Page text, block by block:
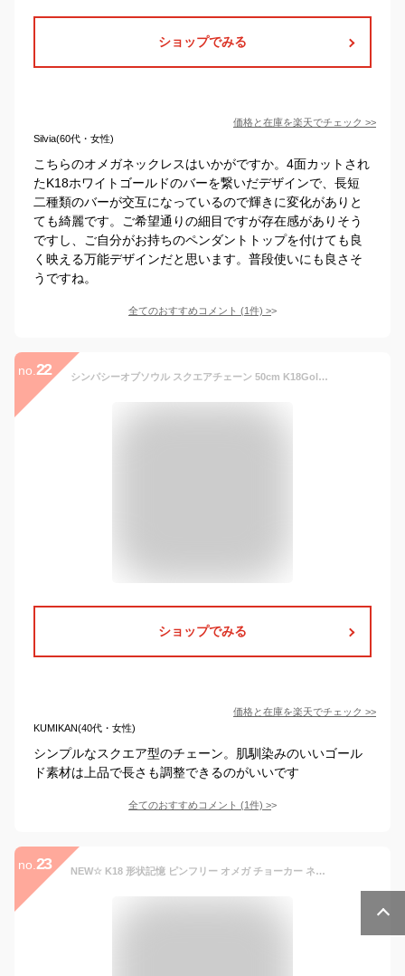
ショップでみる
価格と在庫を楽天でチェック >>
Silvia(60代・女性)
こちらのオメガネックレスはいかがですか。4面カットされ
たK18ホワイトゴールドのバーを繋いだデザインで、長短
二種類のバーが交互になっているので輝きに変化がありと
ても綺麗です。ご希望通りの細目ですが存在感がありそう
ですし、ご自分がお持ちのペンダントトップを付けても良
く映える万能デザインだと思います。普段使いにも良さそ
うですね。
全てのおすすめコメント (1件) >
no. 22 シンパシーオブソウル スクエアチェーン 50cm K18Gold 0.42 Square Chain メンズ レディース ユニセックス sympathy of soul ペンダント チョーカー アクセサリー プレゼント ギフト シンパシー オブ ソウル
ショップでみる
価格と在庫を楽天でチェック >>
KUMIKAN(40代・女性)
シンプルなスクエア型のチェーン。肌馴染みのいいゴール
ド素材は上品で長さも調整できるのがいいです
全てのおすすめコメント (1件) >
no. 23 NEW☆ K18 形状記憶 ピンフリー オメガ チョーカー ネックレス 【 40cm ＋ 5cm 】 18K 18金 ゴールド ホワイトゴールド WG 長さ調節 スライド 女性 レディース ワイヤー 【あす楽対応】